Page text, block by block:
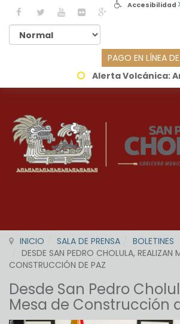
Accesibilidad
PAGO EN LÍNEA
Alerta Volcánica:
INICIO SALA DE PRENSA
BOLETINES
DESDE SAN PEDRO CHOLULA, REALIZAN
CONSTRUCCIÓN DE PAZ
Desde San Pedro
Mesa de Construcción